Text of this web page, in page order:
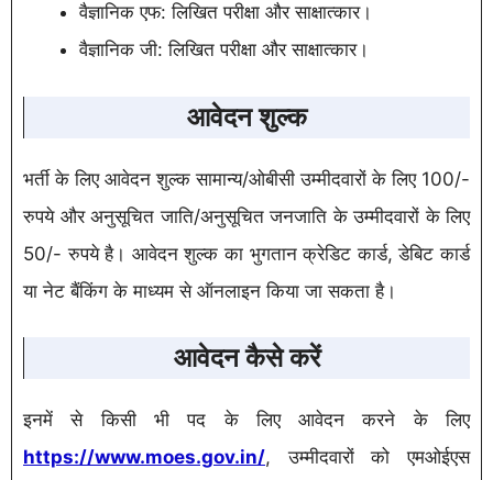
वैज्ञानिक एफ: लिखित परीक्षा और साक्षात्कार।
वैज्ञानिक जी: लिखित परीक्षा और साक्षात्कार।
आवेदन शुल्क
भर्ती के लिए आवेदन शुल्क सामान्य/ओबीसी उम्मीदवारों के लिए 100/-
रुपये और अनुसूचित जाति/अनुसूचित जनजाति के उम्मीदवारों के लिए
50/- रुपये है। आवेदन शुल्क का भुगतान क्रेडिट कार्ड, डेबिट कार्ड
या नेट बैंकिंग के माध्यम से ऑनलाइन किया जा सकता है।
आवेदन कैसे करें
इनमें से किसी भी पद के लिए आवेदन करने के लिए
https://www.moes.gov.in/, उम्मीदवारों को एमओईएस